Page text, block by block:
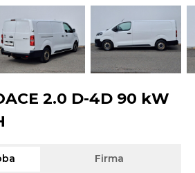
2.0 D-4D 90 kW
Firma